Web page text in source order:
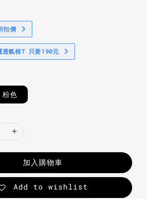
扣價
氣棉T 只要190元
粉色
加入購物車
Add to wishlist